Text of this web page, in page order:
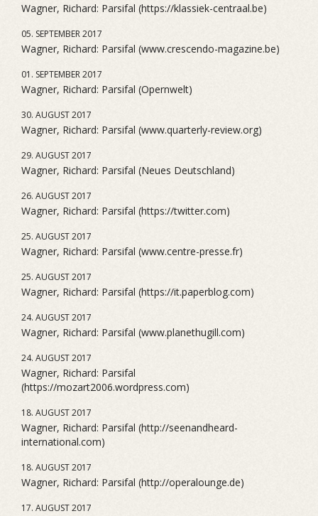
Wagner, Richard: Parsifal (https://klassiek-centraal.be)
05. SEPTEMBER 2017
Wagner, Richard: Parsifal (www.crescendo-magazine.be)
01. SEPTEMBER 2017
Wagner, Richard: Parsifal (Opernwelt)
30. AUGUST 2017
Wagner, Richard: Parsifal (www.quarterly-review.org)
29. AUGUST 2017
Wagner, Richard: Parsifal (Neues Deutschland)
26. AUGUST 2017
Wagner, Richard: Parsifal (https://twitter.com)
25. AUGUST 2017
Wagner, Richard: Parsifal (www.centre-presse.fr)
25. AUGUST 2017
Wagner, Richard: Parsifal (https://it.paperblog.com)
24. AUGUST 2017
Wagner, Richard: Parsifal (www.planethugill.com)
24. AUGUST 2017
Wagner, Richard: Parsifal
(https://mozart2006.wordpress.com)
18. AUGUST 2017
Wagner, Richard: Parsifal (http://seenandheard-
international.com)
18. AUGUST 2017
Wagner, Richard: Parsifal (http://operalounge.de)
17. AUGUST 2017